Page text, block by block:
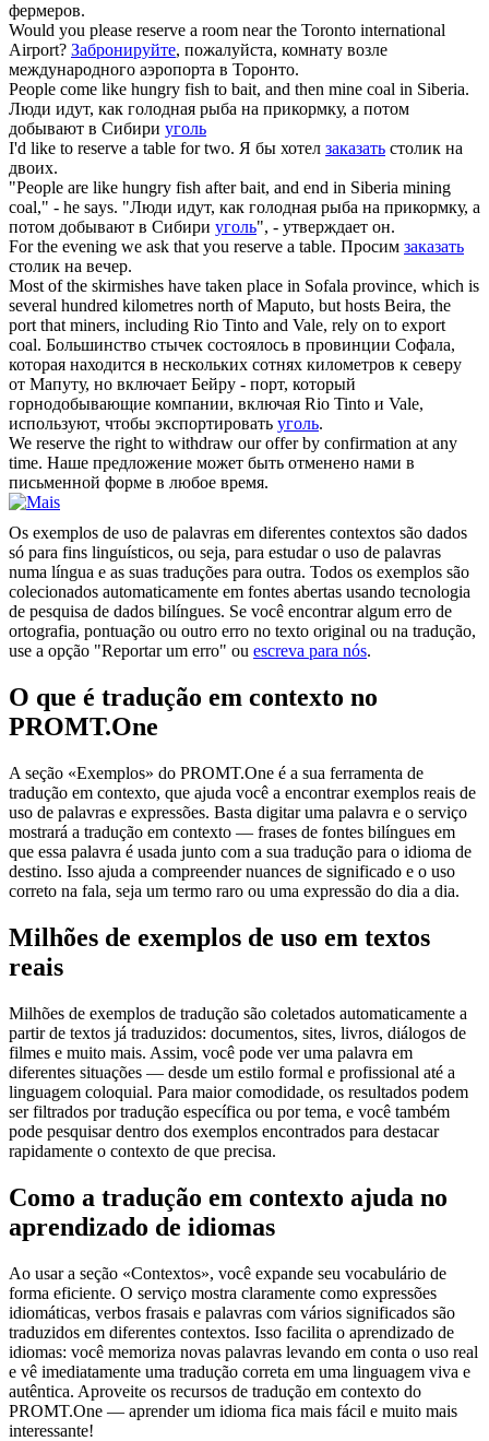
фермеров.
Would you please reserve a room near the Toronto international
Airport? Забронируйте, пожалуйста, комнату возле
международного аэропорта в Торонто.
People come like hungry fish to bait, and then mine coal in Siberia.
Люди идут, как голодная рыба на прикормку, а потом
добывают в Сибири уголь
I'd like to reserve a table for two. Я бы хотел заказать столик на
двоих.
"People are like hungry fish after bait, and end in Siberia mining
coal," - he says. "Люди идут, как голодная рыба на прикормку, а
потом добывают в Сибири уголь", - утверждает он.
For the evening we ask that you reserve a table. Просим заказать
столик на вечер.
Most of the skirmishes have taken place in Sofala province, which is
several hundred kilometres north of Maputo, but hosts Beira, the
port that miners, including Rio Tinto and Vale, rely on to export
coal. Большинство стычек состоялось в провинции Софала,
которая находится в нескольких сотнях километров к северу
от Мапуту, но включает Бейру - порт, который
горнодобывающие компании, включая Rio Tinto и Vale,
используют, чтобы экспортировать уголь.
We reserve the right to withdraw our offer by confirmation at any
time. Наше предложение может быть отменено нами в
письменной форме в любое время.
Os exemplos de uso de palavras em diferentes contextos são dados
só para fins linguísticos, ou seja, para estudar o uso de palavras
numa língua e as suas traduções para outra. Todos os exemplos são
colecionados automaticamente em fontes abertas usando tecnologia
de pesquisa de dados bilíngues. Se você encontrar algum erro de
ortografia, pontuação ou outro erro no texto original ou na tradução,
use a opção "Reportar um erro" ou escreva para nós.
O que é tradução em contexto no
PROMT.One
A seção «Exemplos» do PROMT.One é a sua ferramenta de
tradução em contexto, que ajuda você a encontrar exemplos reais de
uso de palavras e expressões. Basta digitar uma palavra e o serviço
mostrará a tradução em contexto — frases de fontes bilíngues em
que essa palavra é usada junto com a sua tradução para o idioma de
destino. Isso ajuda a compreender nuances de significado e o uso
correto na fala, seja um termo raro ou uma expressão do dia a dia.
Milhões de exemplos de uso em textos
reais
Milhões de exemplos de tradução são coletados automaticamente a
partir de textos já traduzidos: documentos, sites, livros, diálogos de
filmes e muito mais. Assim, você pode ver uma palavra em
diferentes situações — desde um estilo formal e profissional até a
linguagem coloquial. Para maior comodidade, os resultados podem
ser filtrados por tradução específica ou por tema, e você também
pode pesquisar dentro dos exemplos encontrados para destacar
rapidamente o contexto de que precisa.
Como a tradução em contexto ajuda no
aprendizado de idiomas
Ao usar a seção «Contextos», você expande seu vocabulário de
forma eficiente. O serviço mostra claramente como expressões
idiomáticas, verbos frasais e palavras com vários significados são
traduzidos em diferentes contextos. Isso facilita o aprendizado de
idiomas: você memoriza novas palavras levando em conta o uso real
e vê imediatamente uma tradução correta em uma linguagem viva e
autêntica. Aproveite os recursos de tradução em contexto do
PROMT.One — aprender um idioma fica mais fácil e muito mais
interessante!